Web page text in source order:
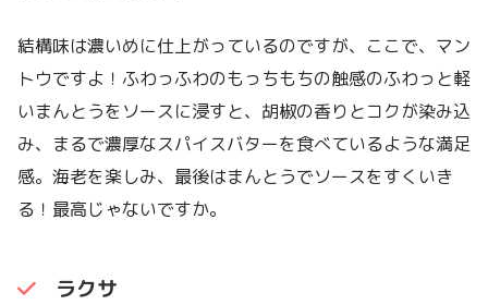
結構味は濃いめに仕上がっているのですが、ここで、マン
トウですよ！ふわっふわのもっちもちの触感のふわっと軽
いまんとうをソースに浸すと、胡椒の香りとコクが染み込
み、まるで濃厚なスパイスバターを食べているような満足
感。海老を楽しみ、最後はまんとうでソースをすくいき
る！最高じゃないですか。
ラクサ